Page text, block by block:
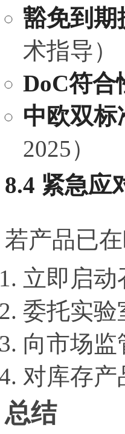
豁免到期
术指导）
DoC符合
中欧双标
2025）
8.4 紧急应
若产品已
立即启
委托实验
向市场
对库存
总结